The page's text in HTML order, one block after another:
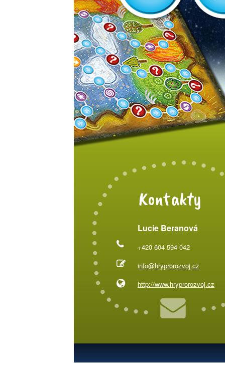
Kontakty
Lucie Beranová
+420 604 594 042
info@hryprorozvoj.cz
http://www.hryprorozvoj.cz